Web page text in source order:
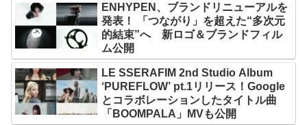
ENHYPEN、ブランドリニューアルを
発表！ 「つながり」を超えた“多次元
的結束”へ 新ロゴ＆ブランドフィル
ム公開
LE SSERAFIM 2nd Studio Album
‘PUREFLOW’ pt.1リリース！Google
とコラボレーションしたタイトル曲
「BOOMPALA」MVも公開